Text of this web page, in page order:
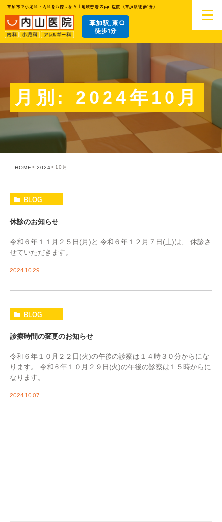
草加市で小児科・内科をお探しなら｜地域密着の内山医院（草加駅徒歩1分）
月別: 2024年10月
HOME 2024 10月
BLOG
休診のお知らせ
令和６年１１月２５日(月)と 令和６年１２月７日(土)は、 休診さ
せていただきます。
2024.10.29
BLOG
診療時間の変更のお知らせ
令和６年１０月２２日(火)の午後の診察は１４時３０分からにな
ります。 令和６年１０月２９日(火)の午後の診察は１５時からに
なります。
2024.10.07